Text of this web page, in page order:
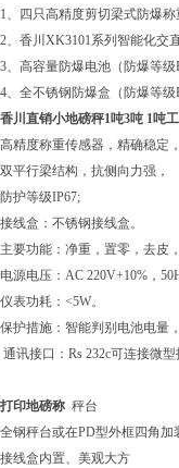
1、四只高精度剪切梁式防爆
2、香川XK3101系列智能化交
3、高容量防爆电池（防爆等
4、全不锈钢防爆盒（防爆等
香川直销小地磅秤1吨3吨 1吨
高精度称重传感器，精确稳定
双平行梁结构，抗侧向力强，
防护等级IP67;
接线盒：不锈钢接线盒。
主要功能：净重，置零，去皮
电源电压：AC 220V+10%，
仪表功耗：<5W。
保护措施：智能判别电池电量
通讯接口：Rs 232c可连接微
打印地磅称 秤台
全钢秤台或在PD型外框四角加
接线盒内置、美观大方